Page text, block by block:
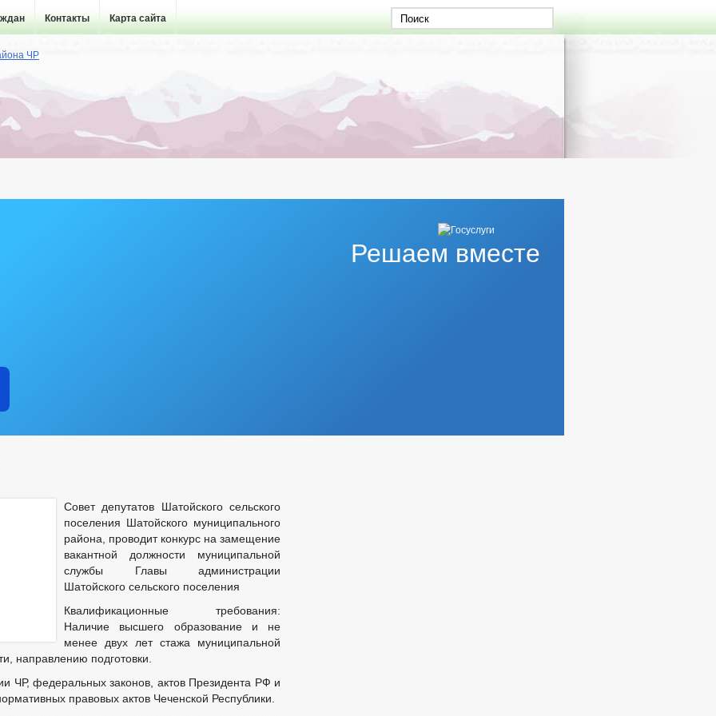
Контакты Карта сайта
дружине
движения
интересов
в администрации
субъектов
предпринимательства
Решаем вместе
Совет депутатов Шатойского сельского
поселения Шатойского муниципального
района, проводит конкурс на замещение
вакантной должности муниципальной
службы Главы администрации
Шатойского сельского поселения
Квалификационные требования:
Наличие высшего образование и не
менее двух лет стажа муниципальной
направлению подготовки.
ЧР, федеральных законов, актов Президента РФ и
правовых актов Чеченской Республики.